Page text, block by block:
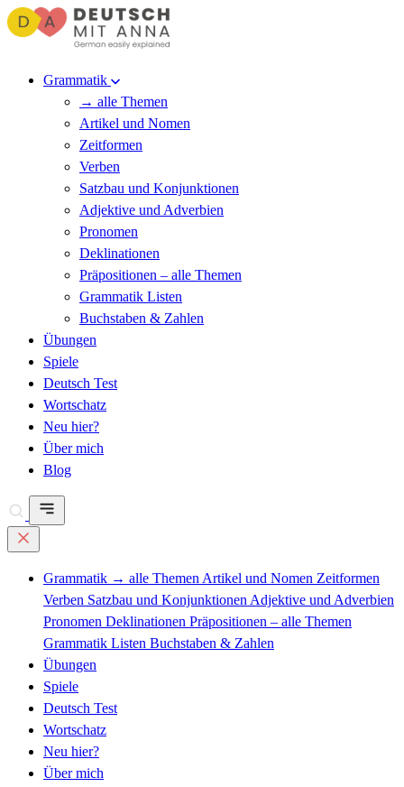
Grammatik
→ alle Themen
Artikel und Nomen
Zeitformen
Verben
Satzbau und Konjunktionen
Adjektive und Adverbien
Pronomen
Deklinationen
Präpositionen – alle Themen
Grammatik Listen
Buchstaben & Zahlen
Übungen
Spiele
Deutsch Test
Wortschatz
Neu hier?
Über mich
Blog
Grammatik → alle Themen Artikel und Nomen Zeitformen
Verben Satzbau und Konjunktionen Adjektive und Adverbien
Pronomen Deklinationen Präpositionen – alle Themen
Grammatik Listen Buchstaben & Zahlen
Übungen
Spiele
Deutsch Test
Wortschatz
Neu hier?
Über mich